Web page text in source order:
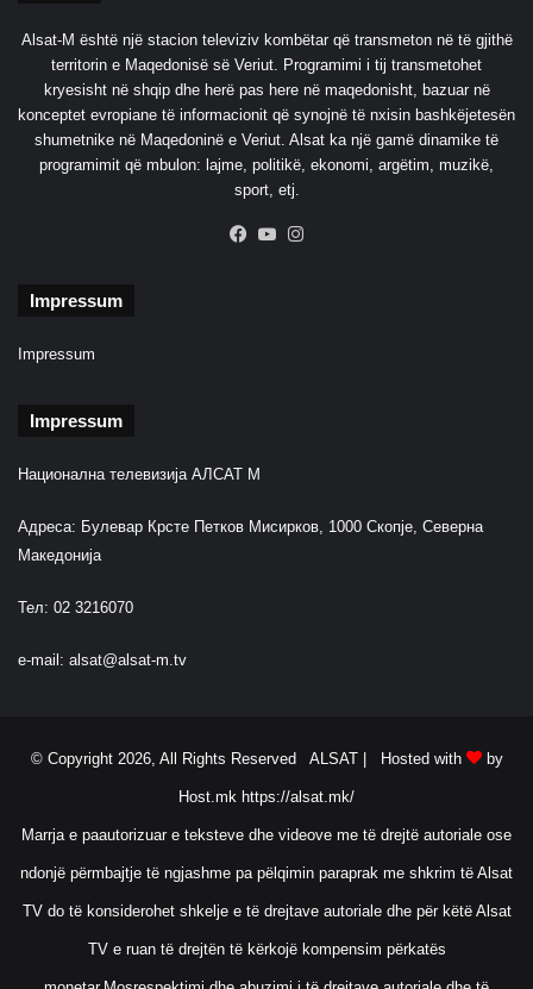
Alsat-M është një stacion televiziv kombëtar që transmeton në të gjithë
territorin e Maqedonisë së Veriut. Programimi i tij transmetohet
kryesisht në shqip dhe herë pas here në maqedonisht, bazuar në
konceptet evropiane të informacionit që synojnë të nxisin bashkëjetesën
shumetnike në Maqedoninë e Veriut. Alsat ka një gamë dinamike të
programimit që mbulon: lajme, politikë, ekonomi, argëtim, muzikë,
sport, etj.
Facebook
YouTube
Impressum
Impressum
Impressum
Национална телевизија АЛСАТ М
Адреса: Булевар Крсте Петков Мисирков, 1000 Скопје, Северна
Македонија
Тел: 02 3216070
e-mail: alsat@alsat-m.tv
© Copyright 2026, All Rights Reserved ALSAT | Hosted with by
Host.mk https://alsat.mk/
Marrja e paautorizuar e teksteve dhe videove me të drejtë autoriale ose
ndonjë përmbajtje të ngjashme pa pëlqimin paraprak me shkrim të Alsat
TV do të konsiderohet shkelje e të drejtave autoriale dhe për këtë Alsat
TV e ruan të drejtën të kërkojë kompensim përkatës